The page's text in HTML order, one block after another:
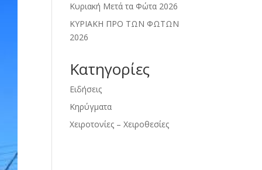
Κυριακή Μετά τα Φώτα 2026
ΚΥΡΙΑΚΗ ΠΡΟ ΤΩΝ ΦΩΤΩΝ
2026
Kατηγορίες
Ειδήσεις
Κηρύγματα
Χειροτονίες – Χειροθεσίες